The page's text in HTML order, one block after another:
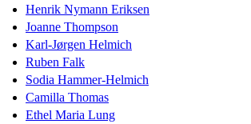
Henrik Nymann Eriksen
Joanne Thompson
Karl-Jørgen Helmich
Ruben Falk
Sodia Hammer-Helmich
Camilla Thomas
Ethel Maria Lung